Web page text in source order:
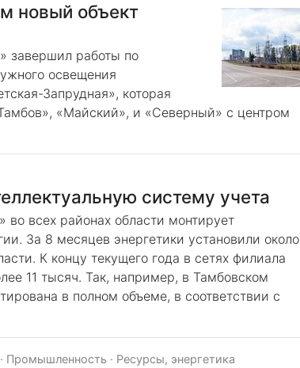
новый объект
завершил работы по
освещения
Запрудная», которая
«Майский», и «Северный» с центром
систему учета
всех районах области монтирует
За 8 месяцев энергетики установили около
К концу текущего года в сетях филиала
11 тысяч. Так, например, в Тамбовском
в полном объеме, в соответствии с
· Промышленность · Ресурсы, энергетика